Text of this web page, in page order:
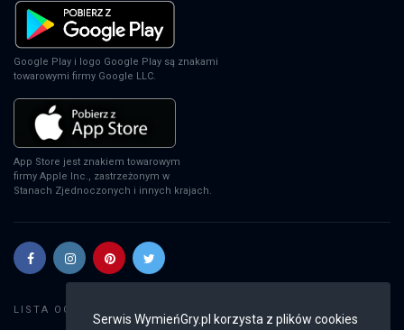
Serwis WymieńGry.pl korzysta z plików cookies
Google Play i logo Google Play są znakami
towarowymi firmy Google LLC.
App Store jest znakiem towarowym
firmy Apple Inc., zastrzeżonym w
Stanach Zjednoczonych i innych krajach.
LISTA OGŁOSZEŃ: